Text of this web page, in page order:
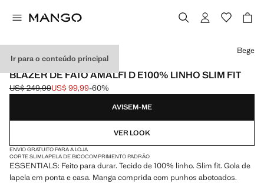
Ir para o conteúdo principal
ESSENTIALS
BLAZER DE FATO AMALFI D E100% LINHO SLIM FIT
Preço inicial riscado [US$ 249,99 ]
US$ 249,99
Preço atual [US$ 99,99 ]
US$ 99,99-60%
Selecione uma cor
Bege
AVISEM-ME
VER LOOK
ENVIO GRATUITO PARA A LOJA
CORTE SLIMLAPELA DE BICOCOMPRIMENTO PADRÃO
ESSENTIALS: Feito para durar. Tecido de 100% linho. Slim fit. Gola de
lapela em ponta e casa. Manga comprida com punhos abotoados.